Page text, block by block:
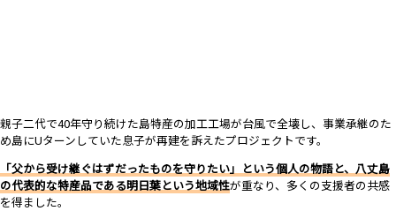
親子二代で40年守り続けた島特産の加工工場が台風で全壊し、事業承継のた
め島にUターンしていた息子が再建を訴えたプロジェクトです。
「父から受け継ぐはずだったものを守りたい」という個人の物語と、八丈島
の代表的な特産品である明日葉という地域性が重なり、多くの支援者の共感
を得ました。